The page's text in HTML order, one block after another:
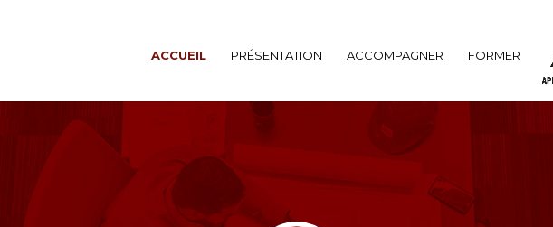
ACCUEIL PRÉSENTATION ACCOMPAGNER FORMER